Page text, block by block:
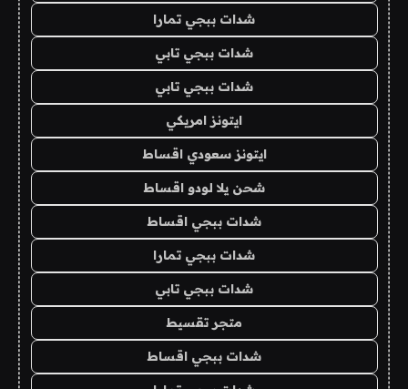
شدات ببجي تمارا
شدات ببجي تابي
شدات ببجي تابي
ايتونز امريكي
ايتونز سعودي اقساط
شحن يلا لودو اقساط
شدات ببجي اقساط
شدات ببجي تمارا
شدات ببجي تابي
متجر تقسيط
شدات ببجي اقساط